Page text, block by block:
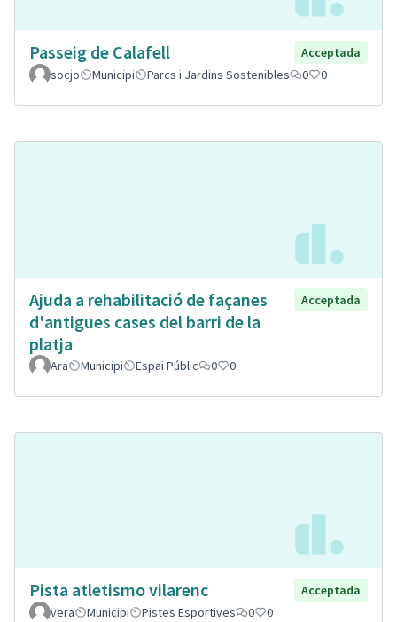
Passeig de Calafell
Acceptada
socjo
Municipi Parcs i Jardins Sostenibles 0 0
Ajuda a rehabilitació de façanes
d'antigues cases del barri de la
platja
Acceptada
Ara Municipi Espai Públic 0 0
Pista atletismo vilarenc
Acceptada
vera
Municipi Pistes Esportives 0 0